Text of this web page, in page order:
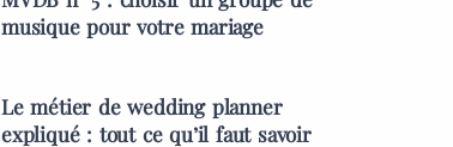
musique pour votre mariage
Le métier de wedding planner
expliqué : tout ce qu’il faut savoir